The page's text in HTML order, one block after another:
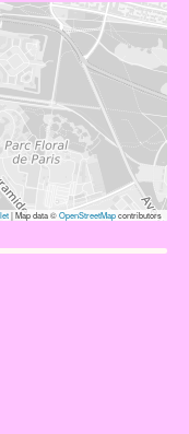
|Map data ©OpenStreetMapcontributors